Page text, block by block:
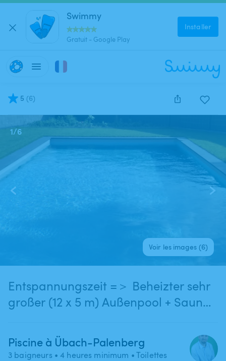
Swimmy
Gratuit - Google Play
Installer
5 (6)
1/6
Voir les images (6)
Entspannungszeit =＞ Beheizter sehr
großer (12 x 5 m) Außenpool + Sauna
Piscine à Übach-Palenberg
3 baigneurs • 4 heures minimum • Toilettes